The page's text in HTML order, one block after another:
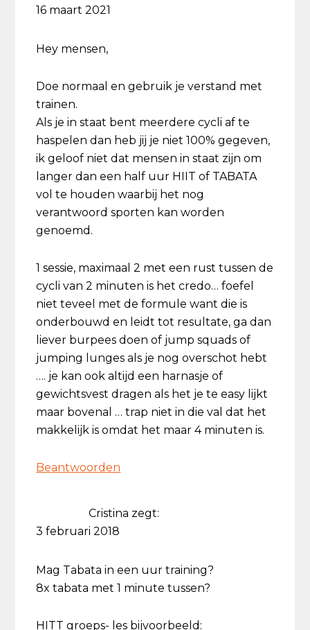
16 maart 2021
Hey mensen,
Doe normaal en gebruik je verstand met
trainen.
Als je in staat bent meerdere cycli af te
haspelen dan heb jij je niet 100% gegeven,
ik geloof niet dat mensen in staat zijn om
langer dan een half uur HIIT of TABATA
vol te houden waarbij het nog
verantwoord sporten kan worden
genoemd.
1 sessie, maximaal 2 met een rust tussen de
cycli van 2 minuten is het credo… foefel
niet teveel met de formule want die is
onderbouwd en leidt tot resultate, ga dan
liever burpees doen of jump squads of
jumping lunges als je nog overschot hebt
…. je kan ook altijd een harnasje of
gewichtsvest dragen als het je te easy lijkt
maar bovenal … trap niet in die val dat het
makkelijk is omdat het maar 4 minuten is.
Beantwoorden
Cristina zegt:
3 februari 2018
Mag Tabata in een uur training?
8x tabata met 1 minute tussen?
HITT groeps- les bijvoorbeeld: